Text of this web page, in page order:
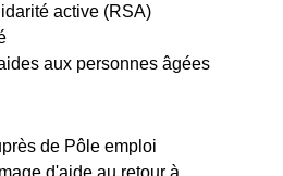
active (RSA)
aux personnes âgées
de Pôle emploi